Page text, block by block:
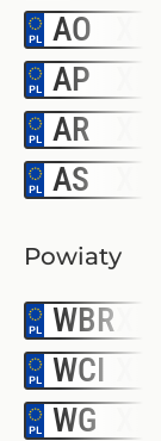
AO
AP
AR
AS
Powiaty
WBR
WCI
WG